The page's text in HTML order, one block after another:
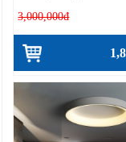
3,000,000đ